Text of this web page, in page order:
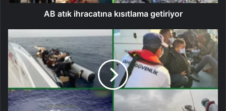
AB atık ihracatına kısıtlama getiriyor